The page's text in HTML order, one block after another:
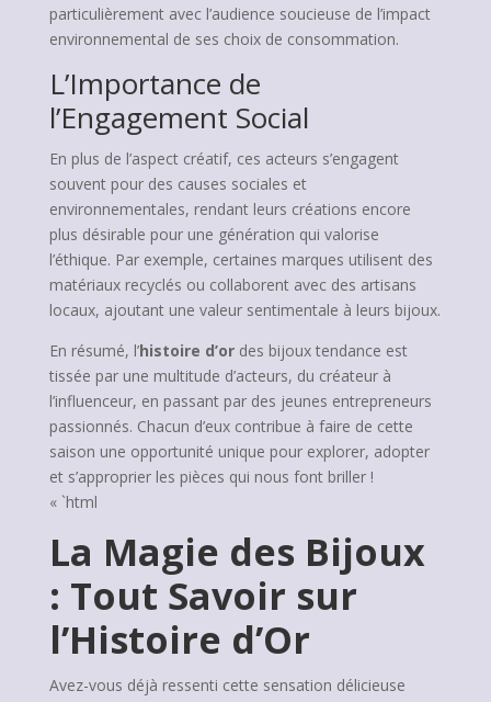
particulièrement avec l’audience soucieuse de l’impact
environnemental de ses choix de consommation.
L’Importance de
l’Engagement Social
En plus de l’aspect créatif, ces acteurs s’engagent
souvent pour des causes sociales et
environnementales, rendant leurs créations encore
plus désirable pour une génération qui valorise
l’éthique. Par exemple, certaines marques utilisent des
matériaux recyclés ou collaborent avec des artisans
locaux, ajoutant une valeur sentimentale à leurs bijoux.
En résumé, l’histoire d’ordes bijoux tendance est
tissée par une multitude d’acteurs, du créateur à
l’influenceur, en passant par des jeunes entrepreneurs
passionnés. Chacun d’eux contribue à faire de cette
saison une opportunité unique pour explorer, adopter
et s’approprier les pièces qui nous font briller !
« `html
La Magie des Bijoux
: Tout Savoir sur
l’Histoire d’Or
Avez-vous déjà ressenti cette sensation délicieuse